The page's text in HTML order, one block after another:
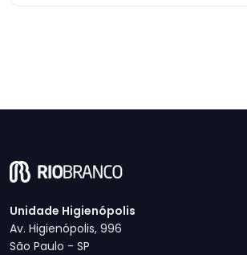
Unidade Higienópolis
Av. Higienópolis, 996
São Paulo - SP